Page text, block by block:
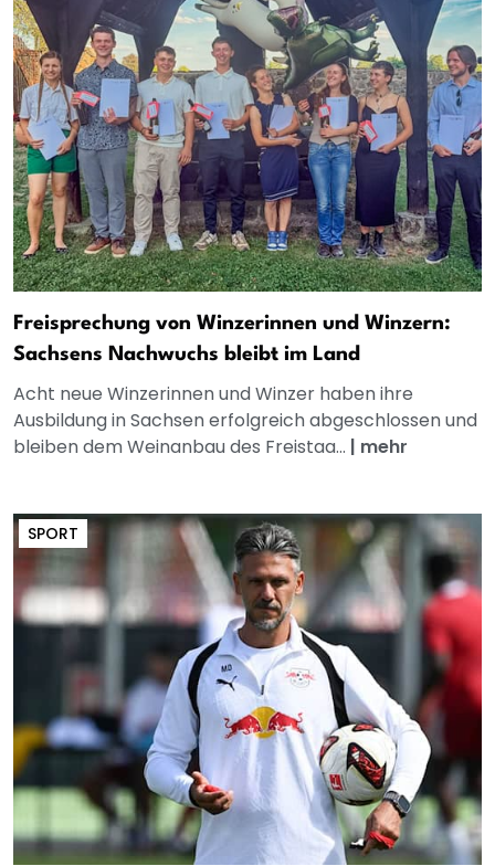
Freisprechung von Winzerinnen und Winzern:
Sachsens Nachwuchs bleibt im Land
Acht neue Winzerinnen und Winzer haben ihre
Ausbildung in Sachsen erfolgreich abgeschlossen und
bleiben dem Weinanbau des Freistaa... | mehr
SPORT